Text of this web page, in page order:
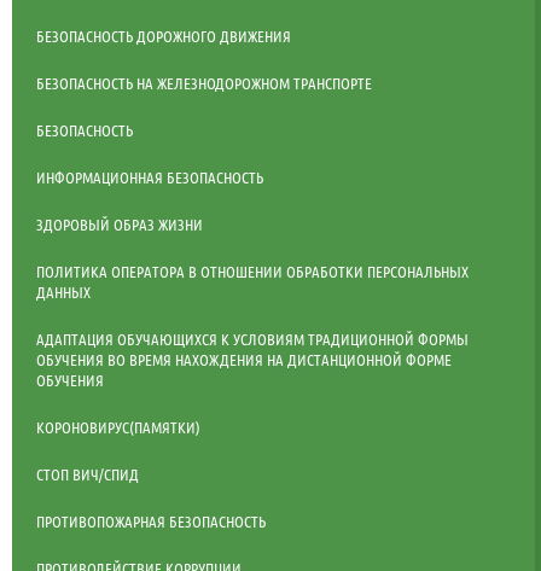
БЕЗОПАСНОСТЬ ДОРОЖНОГО ДВИЖЕНИЯ
БЕЗОПАСНОСТЬ НА ЖЕЛЕЗНОДОРОЖНОМ ТРАНСПОРТЕ
БЕЗОПАСНОСТЬ
ИНФОРМАЦИОННАЯ БЕЗОПАСНОСТЬ
ЗДОРОВЫЙ ОБРАЗ ЖИЗНИ
ПОЛИТИКА ОПЕРАТОРА В ОТНОШЕНИИ ОБРАБОТКИ ПЕРСОНАЛЬНЫХ
ДАННЫХ
АДАПТАЦИЯ ОБУЧАЮЩИХСЯ К УСЛОВИЯМ ТРАДИЦИОННОЙ ФОРМЫ
ОБУЧЕНИЯ ВО ВРЕМЯ НАХОЖДЕНИЯ НА ДИСТАНЦИОННОЙ ФОРМЕ
ОБУЧЕНИЯ
КОРОНОВИРУС(ПАМЯТКИ)
СТОП ВИЧ/СПИД
ПРОТИВОПОЖАРНАЯ БЕЗОПАСНОСТЬ